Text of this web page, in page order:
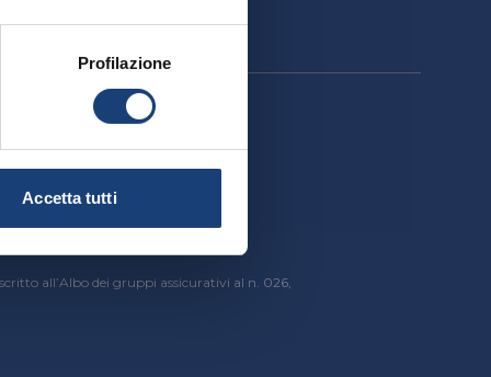
Profilazione
Accetta tutti
all’Albo dei gruppi assicurativi al n. 026,